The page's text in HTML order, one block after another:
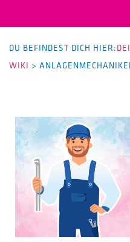
DU BEFINDEST DICH HIER:
WIKI >